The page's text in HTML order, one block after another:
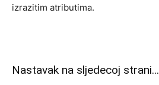
izrazitim atributima.
Nastavak na sljedecoj strani…